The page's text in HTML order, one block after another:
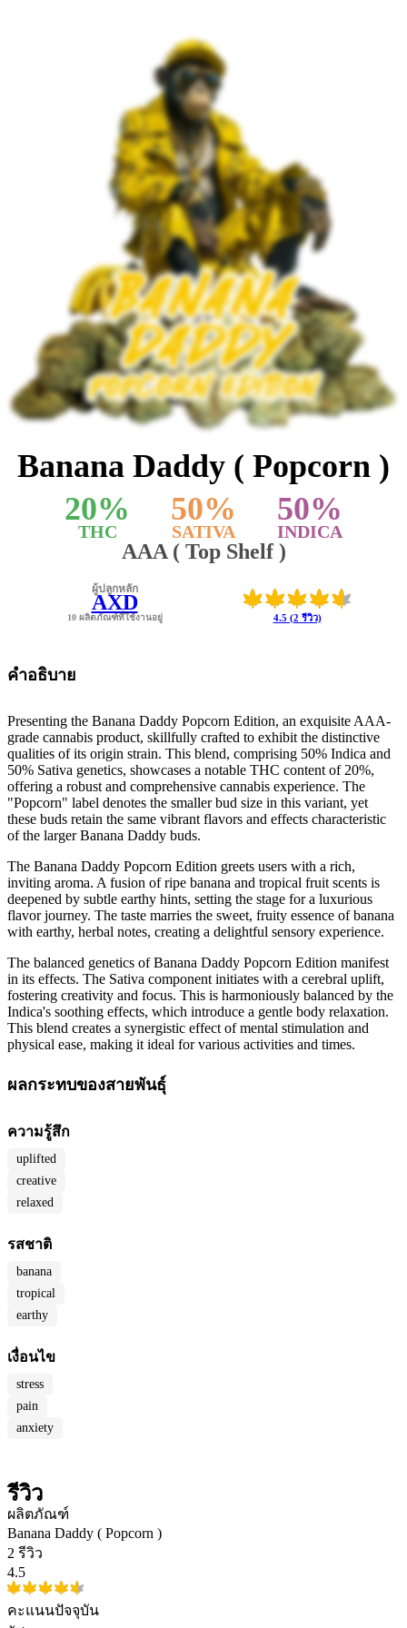
Banana Daddy ( Popcorn )
20%
THC
50%
SATIVA
50%
INDICA
AAA ( Top Shelf )
4.5 (2 รีวิว)
ผู้ปลูกหลัก
AXD
10 ผลิตภัณฑ์ที่ใช้งานอยู่
คำอธิบาย
Presenting the Banana Daddy Popcorn Edition, an exquisite AAA-
grade cannabis product, skillfully crafted to exhibit the distinctive
qualities of its origin strain. This blend, comprising 50% Indica and
50% Sativa genetics, showcases a notable THC content of 20%,
offering a robust and comprehensive cannabis experience. The
"Popcorn" label denotes the smaller bud size in this variant, yet
these buds retain the same vibrant flavors and effects characteristic
of the larger Banana Daddy buds.
The Banana Daddy Popcorn Edition greets users with a rich,
inviting aroma. A fusion of ripe banana and tropical fruit scents is
deepened by subtle earthy hints, setting the stage for a luxurious
flavor journey. The taste marries the sweet, fruity essence of banana
with earthy, herbal notes, creating a delightful sensory experience.
The balanced genetics of Banana Daddy Popcorn Edition manifest
in its effects. The Sativa component initiates with a cerebral uplift,
fostering creativity and focus. This is harmoniously balanced by the
Indica's soothing effects, which introduce a gentle body relaxation.
This blend creates a synergistic effect of mental stimulation and
physical ease, making it ideal for various activities and times.
ผลกระทบของสายพันธุ์
ความรู้สึก
uplifted
creative
relaxed
รสชาติ
banana
tropical
earthy
เงื่อนไข
stress
pain
anxiety
รีวิว
ผลิตภัณฑ์
Banana Daddy ( Popcorn )
2 รีวิว
4.5
คะแนนปัจจุบัน